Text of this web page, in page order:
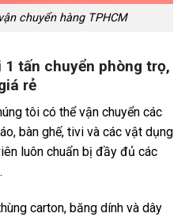
chuyển hàng TPHCM
tấn chuyển phòng trọ,
rẻ
tôi có thể vận chuyển các
bàn ghế, tivi và các vật dụng
luôn chuẩn bị đầy đủ các
carton, băng dính và dây